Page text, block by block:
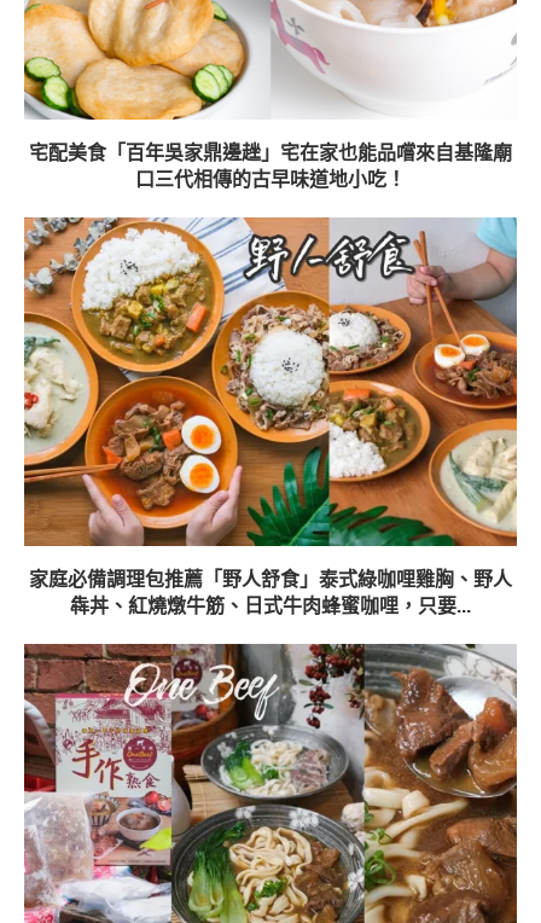
宅配美食「百年吳家鼎邊趖」宅在家也能品嚐來自基隆廟
口三代相傳的古早味道地小吃！
家庭必備調理包推薦「野人舒食」泰式綠咖哩雞胸、野人
犇丼、紅燒燉牛筋、日式牛肉蜂蜜咖哩，只要...